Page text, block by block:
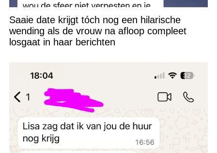
Saaie date krijgt tóch nog een hilarische
wending als de vrouw na afloop compleet
losgaat in haar berichten